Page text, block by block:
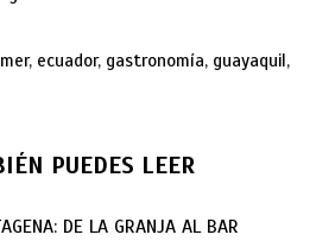
ecuador, gastronomía, guayaquil,
PUEDES LEER
DE LA GRANJA AL BAR